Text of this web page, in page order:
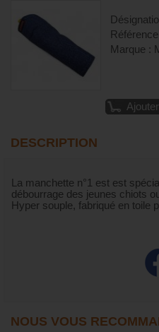
Marque :
DESCRIPTION
La manchette n°1 est est
débourrage des jeunes chiots
Hyper souple, fabriqué en toile
NOUS VOUS